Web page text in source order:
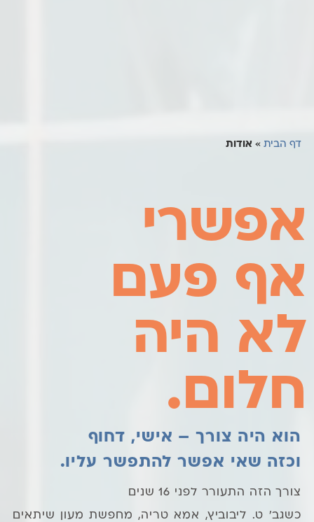
דף הבית » אודות
אפשרי
אף פעם
לא היה
חלום.
הוא היה צורך – אישי, דחוף
וכזה שאי אפשר להתפשר עליו.
צורך הזה התעורר לפני 16 שנים
כשגב' ט. ליבוביץ, אמא טריה, מחפשת מעון שיתאים